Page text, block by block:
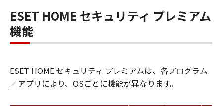
ESET HOME セキュリティ プレミアム
機能
ESET HOME セキュリティ プレミアムは、各プログラム
／アプリにより、OSごとに機能が異なります。